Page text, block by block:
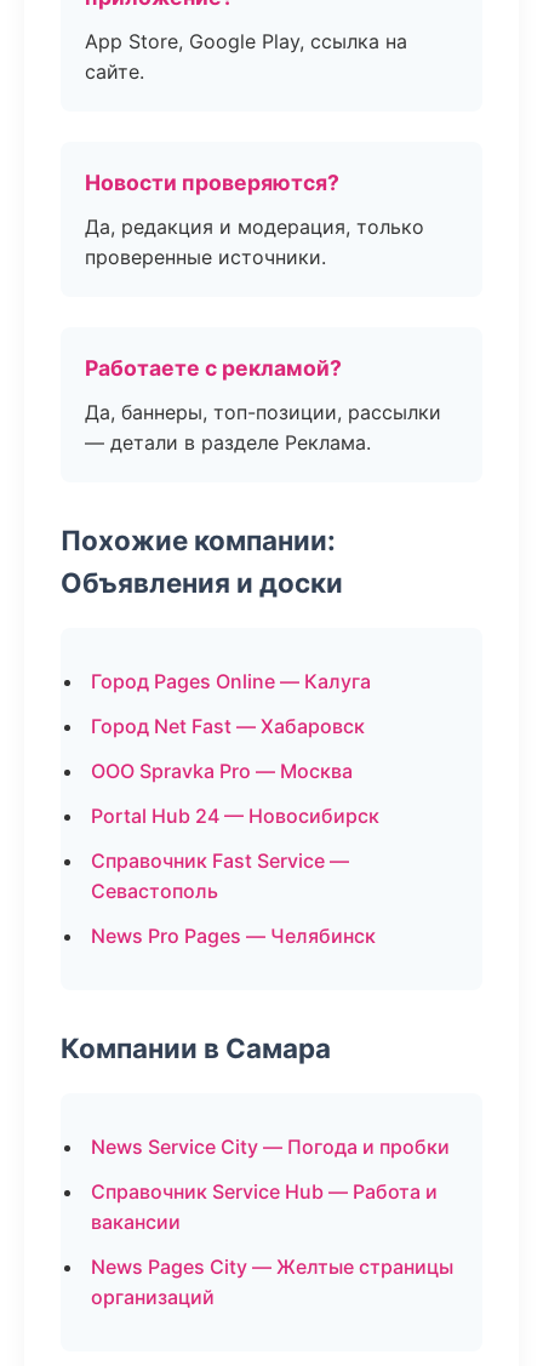
App Store, Google Play, ссылка на
сайте.
Новости проверяются?
Да, редакция и модерация, только
проверенные источники.
Работаете с рекламой?
Да, баннеры, топ-позиции, рассылки
— детали в разделе Реклама.
Похожие компании:
Объявления и доски
Город Pages Online — Калуга
Город Net Fast — Хабаровск
ООО Spravka Pro — Москва
Portal Hub 24 — Новосибирск
Справочник Fast Service —
Севастополь
News Pro Pages — Челябинск
Компании в Самара
News Service City — Погода и пробки
Справочник Service Hub — Работа и
вакансии
News Pages City — Желтые страницы
организаций